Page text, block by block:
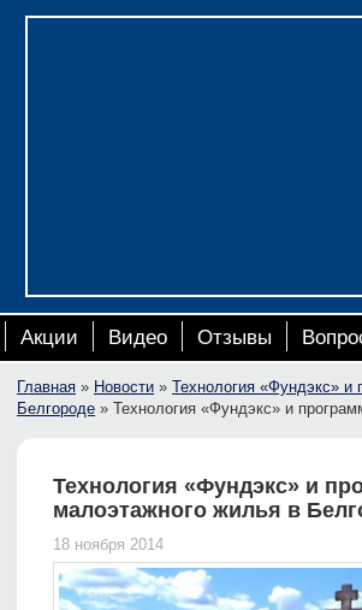
Акции Видео Отзывы
Главная » Новости » Технология «Фундэкс» и
Белгороде » Технология «Фундэкс» и
Технология «Фундэкс» и
малоэтажного жилья в
18 ноября 2014